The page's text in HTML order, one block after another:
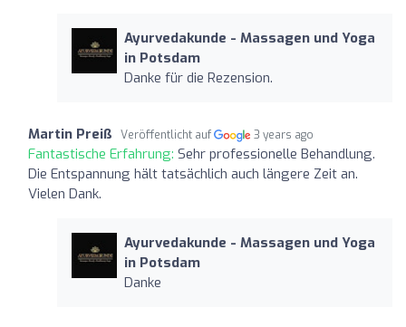
Ayurvedakunde - Massagen und Yoga
in Potsdam
Danke für die Rezension. ️
Martin Preiß Veröffentlicht auf 3 years ago
Fantastische Erfahrung: Sehr professionelle Behandlung.
Die Entspannung hält tatsächlich auch längere Zeit an.
Vielen Dank.
Ayurvedakunde - Massagen und Yoga
in Potsdam
Danke